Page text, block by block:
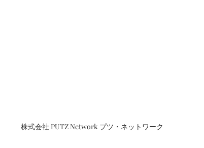
株式会社 PUTZ Network プツ・ネットワーク